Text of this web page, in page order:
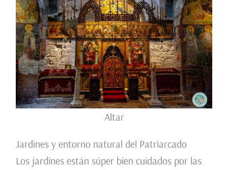
Altar
Jardines y entorno natural del Patriarcado
Los jardines están súper bien cuidados por las